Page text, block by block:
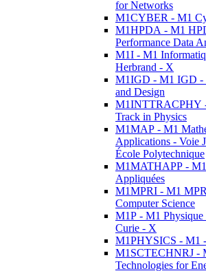
for Networks
M1CYBER - M1
M1HPDA - M1
Performance Data
M1I - M1
Herbrand - X
M1IGD - M1 IGD -
and Design
M1INTTRACPHY
Track in Physics
M1MAP - M1
Applications - Voie
École Polytechnique
M1MATHAPP -
Appliquées
M1MPRI - M1
Computer Science
M1P - M1
Curie - X
M1PHYSICS - M1
M1SCTECHNRJ -
Technologies for